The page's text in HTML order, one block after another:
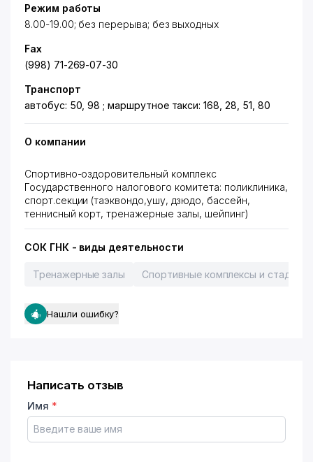
Режим работы
8.00-19.00; без перерыва; без выходных
Fax
(998) 71-269-07-30
Транспорт
автобус: 50, 98 ; маршрутное такси: 168, 28, 51, 80
О компании
Спортивно-оздоровительный комплекс
Государственного налогового комитета: поликлиника,
спорт.секции (таэквондо,ушу, дзюдо, бассейн,
теннисный корт, тренажерные залы, шейпинг)
СОК ГНК - виды деятельности
Тренажерные залы Спортивные комплексы и
Нашли ошибку?
Написать отзыв
Имя *